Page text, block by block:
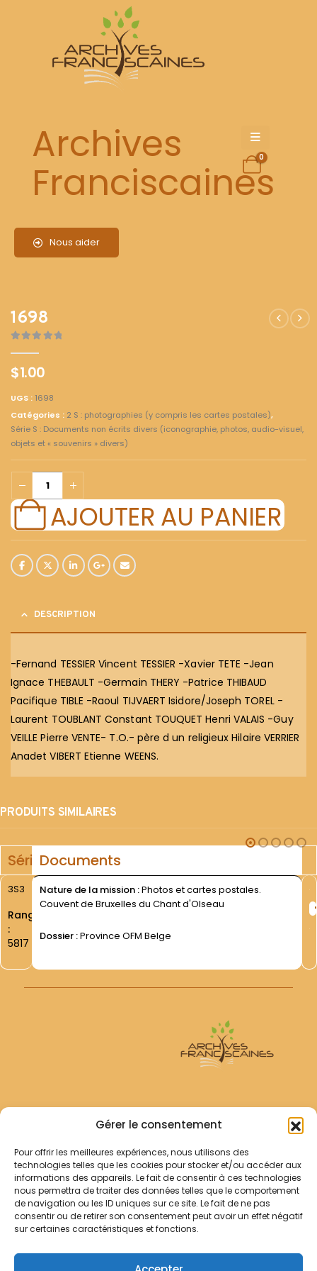
Gérer le consentement
Pour offrir les meilleures expériences, nous utilisons des
technologies telles que les cookies pour stocker et/ou accéder aux
informations des appareils. Le fait de consentir à ces technologies
nous permettra de traiter des données telles que le comportement
de navigation ou les ID uniques sur ce site. Le fait de ne pas
consentir ou de retirer son consentement peut avoir un effet négatif
sur certaines caractéristiques et fonctions.
Archives
Franciscaines
Nous aider
0
1698
$1.00
UGS : 1698
Catégories : 2 S : photographies (y compris les cartes postales),
Série S : Documents non écrits divers (iconographie, photos, audio-visuel,
objets et « souvenirs » divers)
AJOUTER AU PANIER
DESCRIPTION
-Fernand TESSIER Vincent TESSIER -Xavier TETE -Jean
Ignace THEBAULT -Germain THERY -Patrice THIBAUD
Pacifique TIBLE -Raoul TIJVAERT Isidore/Joseph TOREL -
Laurent TOUBLANT Constant TOUQUET Henri VALAIS -Guy
VEILLE Pierre VENTE- T.O.- père d un religieux Hilaire VERRIER
Anadet VIBERT Etienne WEENS.
PRODUITS SIMILAIRES
SérieDocuments
3S3
Rang
:
5817
Nature de la mission :Photos et cartes postales.
Couvent de Bruxelles du Chant d'OIseau
Dossier :Province OFM Belge
Archives Franciscaines
RECHERCHER
Comment chercher ?
Les archives
Notre démarche
Contact